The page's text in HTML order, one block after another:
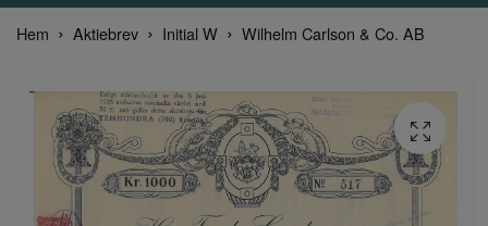
Hem Aktiebrev Initial W Wilhelm Carlson & Co. AB